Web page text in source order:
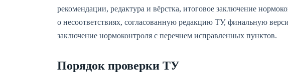
рекомендации, редактура и вёрстка, итоговое заключение
о несоответствиях, согласованную редакцию ТУ, финальную
заключение нормоконтроля с перечнем исправленных пунктов.
Порядок проверки ТУ